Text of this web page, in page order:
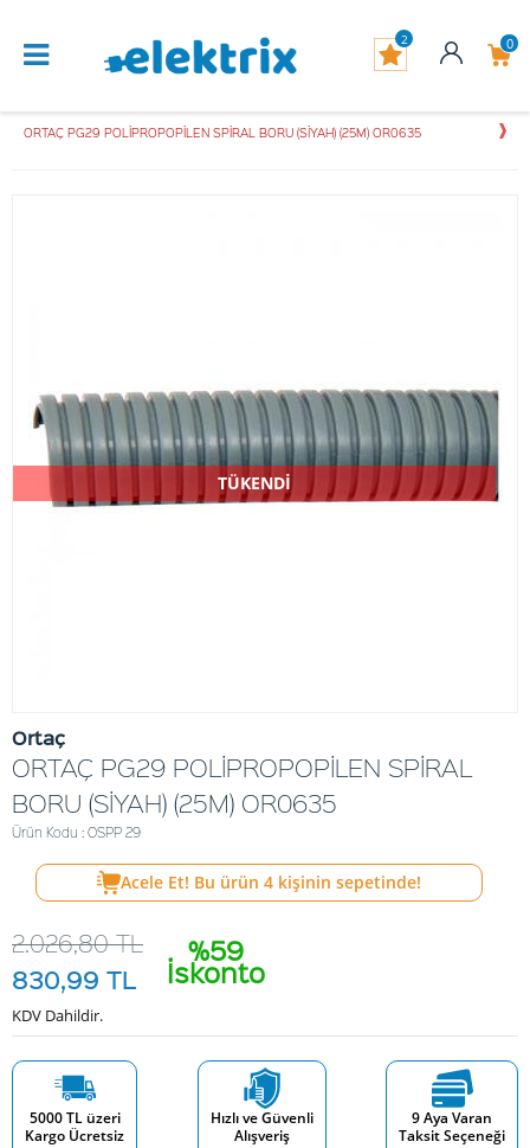
0
2
ORTAÇ PG29 POLİPROPOPİLEN SPİRAL BORU (SİYAH) (25M) OR0635
TÜKENDİ
Ortaç
ORTAÇ PG29 POLİPROPOPİLEN SPİRAL
BORU (SİYAH) (25M) OR0635
Ürün Kodu : OSPP 29
Acele Et! Bu ürün 4 kişinin sepetinde!
%59
İskonto
2.026,80TL
830,99 TL
KDV Dahildir.
5000 TL üzeri
Kargo Ücretsiz
Hızlı ve Güvenli
Alışveriş
9 Aya Varan
Taksit Seçeneği